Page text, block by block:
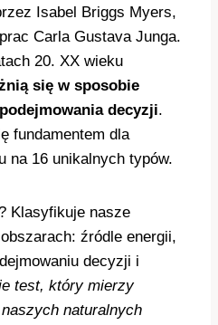
Isabel Briggs Myers,
Carla Gustava Junga.
20. XX wieku
się w sposobie
decyzji.
fundamentem dla
na 16 unikalnych typów.
Klasyfikuje nasze
źródle energii,
decyzji i
test, który mierzy
naturalnych